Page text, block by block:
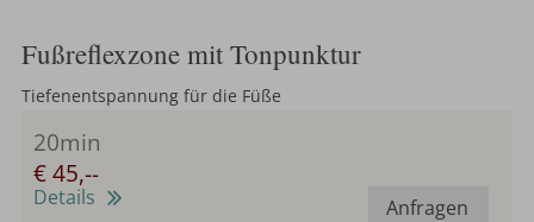
Fußreflexzone mit Tonpunktur
Tiefenentspannung für die Füße
20min
€ 45,--
Anfragen
Details